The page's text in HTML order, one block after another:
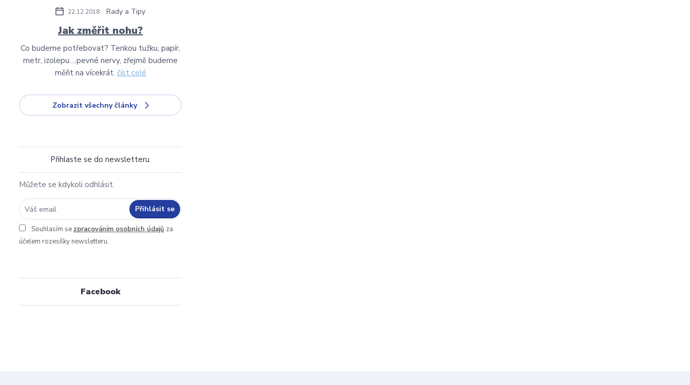
22.12.2018 Rady a Tipy
Jak změřit nohu?
Co budeme potřebovat? Tenkou tužku, papír,
metr, izolepu….pevné nervy, zřejmě budeme
měřit na vícekrát. číst celé
Zobrazit všechny články
Přihlaste se do newsletteru.
Můžete se kdykoli odhlásit.
Přihlásit se
Souhlasím se zpracováním osobních údajů za
účelem rozesílky newsletteru.
Facebook